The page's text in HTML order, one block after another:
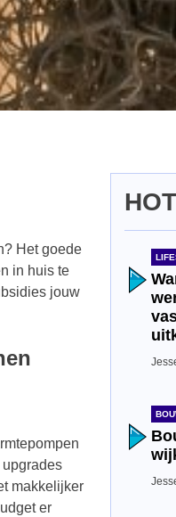
Het goede
in huis te
jouw
makkelijker
er